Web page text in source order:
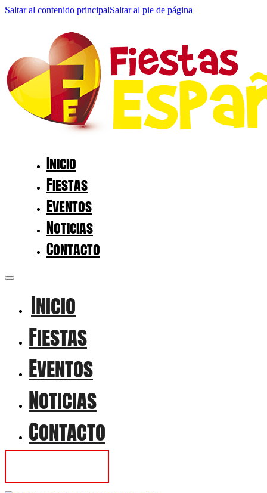
Saltar al contenido principalSaltar al pie de página
Inicio
Fiestas
Eventos
Noticias
Contacto
Inicio
Fiestas
Eventos
Noticias
Contacto